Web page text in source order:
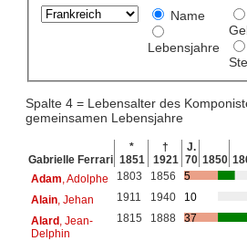
Name
Lebensjahre
Spalte 4 = Lebensalter des
gemeinsamen Lebensjahre
Gabrielle Ferrari
*
1851
†
1921
J.
70 1850
Adam , Adolphe 1803 1856
5
Alain, Jehan 1911 1940
10
Alard, Jean-
Delphin
1815 1888 37